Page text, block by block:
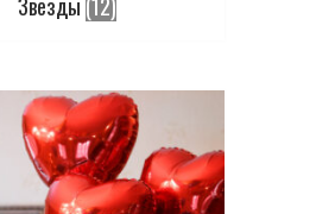
Звезды (12)